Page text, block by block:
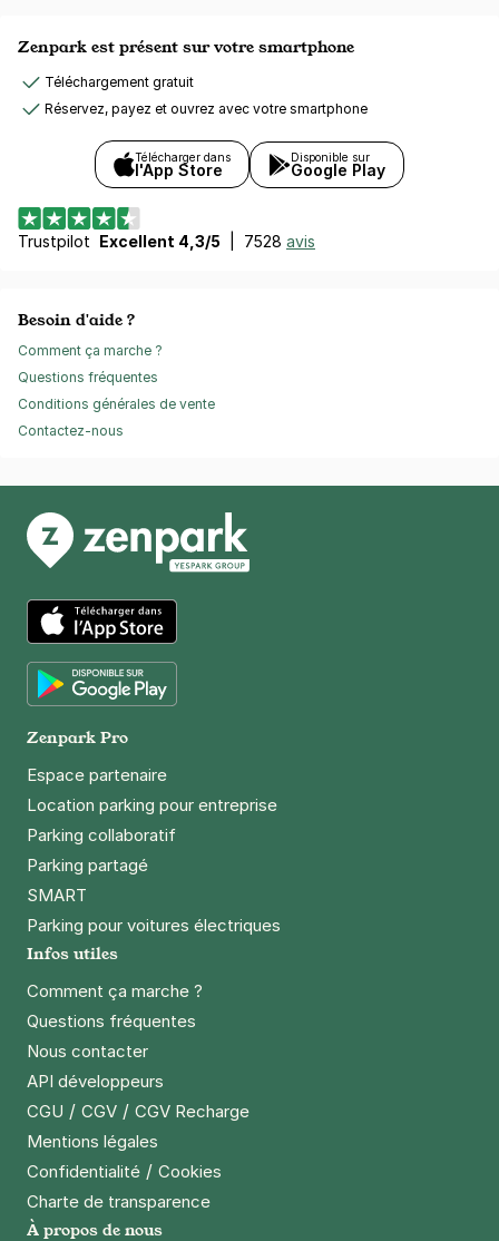
Zenpark est présent sur votre smartphone
Téléchargement gratuit
Réservez, payez et ouvrez avec votre smartphone
Télécharger dans
l'App Store
Disponible sur
Google Play
Trustpilot Excellent 4,3/5 7528 avis
Besoin d'aide ?
Comment ça marche ?
Questions fréquentes
Conditions générales de vente
Contactez-nous
App Store
Zenpark Pro
Espace partenaire
Location parking pour entreprise
Parking collaboratif
Parking partagé
SMART
Parking pour voitures électriques
Infos utiles
Comment ça marche ?
Questions fréquentes
Nous contacter
API développeurs
CGU / CGV / CGV Recharge
Mentions légales
Confidentialité / Cookies
Charte de transparence
À propos de nous